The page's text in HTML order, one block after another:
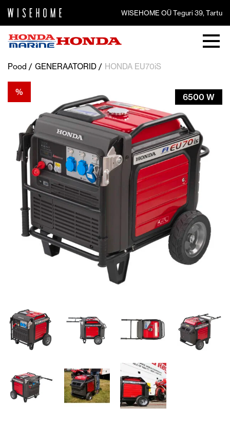
WISEHOME OÜ Teguri 39, Tartu
Pood GENERAATORID HONDA EU70iS
% 6500 W